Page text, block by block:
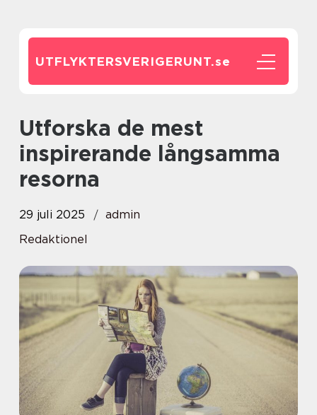
UTFLYKTERSVERIGERUNT.se
Utforska de mest
inspirerande långsamma
resorna
29 juli 2025
admin
Redaktionel